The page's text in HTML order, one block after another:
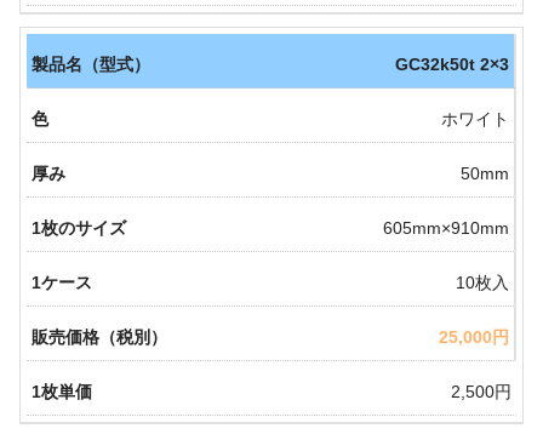
GC32k50t 2×3
ホワイト
50mm
605mm×910mm
10枚入
25,000円
2,500円